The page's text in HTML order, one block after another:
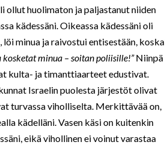
ollut huolimaton ja paljastanut niiden
kädessäni. Oikeassa kädessäni oli
minua ja raivostui entisestään, koska
kosketat minua – soitan poliisille!”Niinpä
kulta- ja timanttiaarteet edustivat.
Israelin puolesta järjestöt olivat
turvassa viholliselta. Merkittävää on,
kädelläni. Vasen käsi on kuitenkin
eikä vihollinen ei voinut varastaa